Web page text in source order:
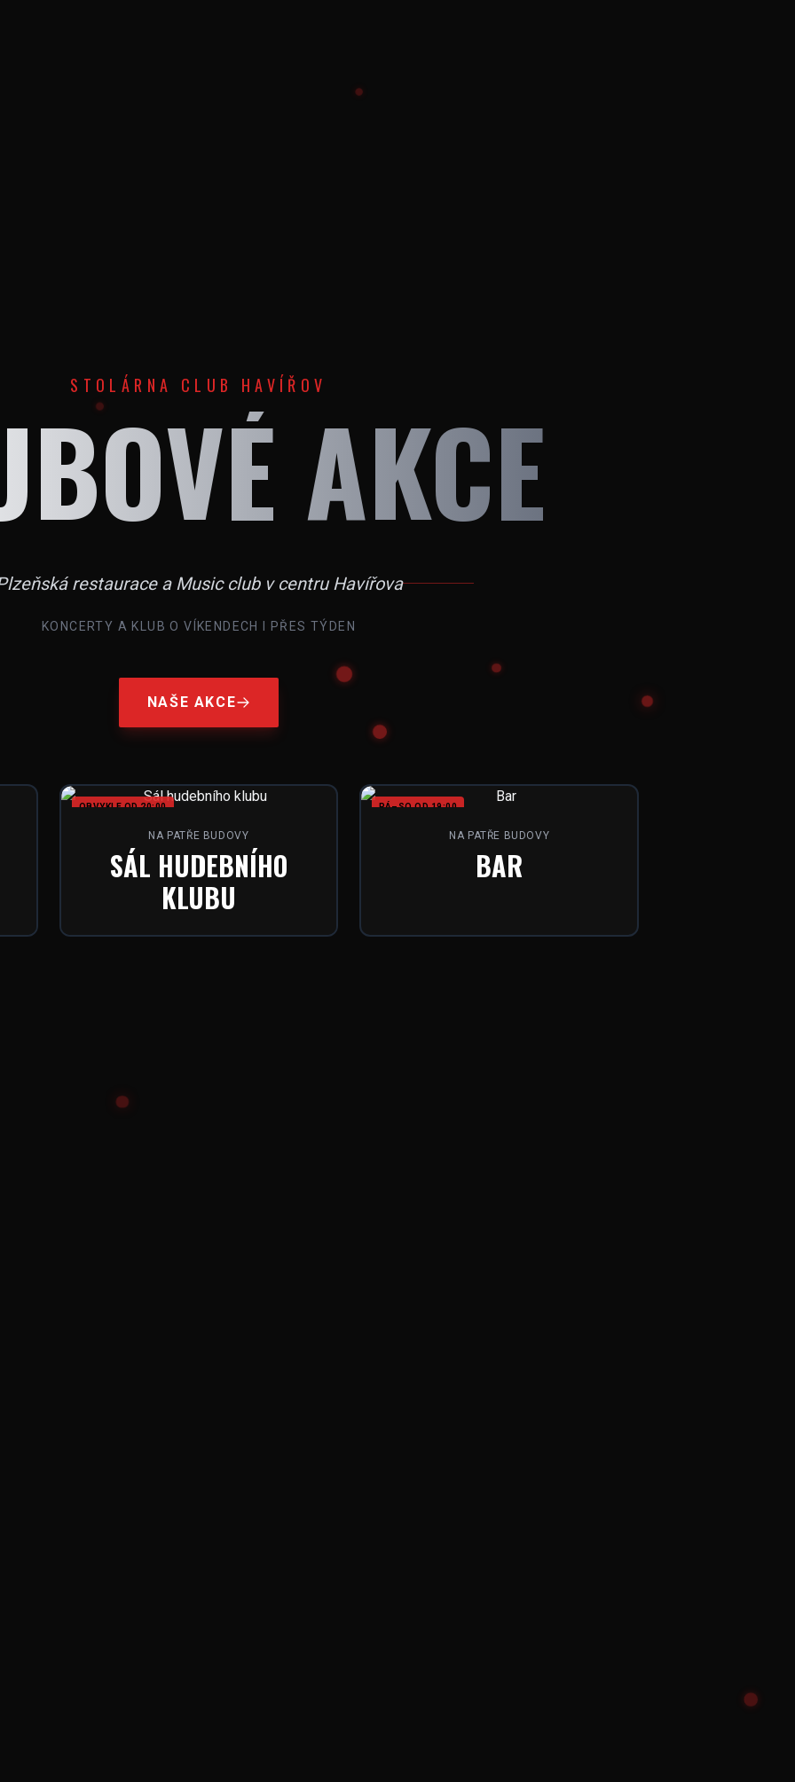
STOLÁRNA CLUB HAVÍŘOVAKCE
restaurace a Music club v centru Havířova
KONCERTY A KLUB O VÍKENDECH I PŘES TÝDEN
NAŠE AKCE
OBVYKLE OD 20:00
NA PATŘE BUDOVY
SÁL HUDEBNÍHO
KLUBU
PÁ–SO OD 19:00
NA PATŘE BUDOVY
BAR